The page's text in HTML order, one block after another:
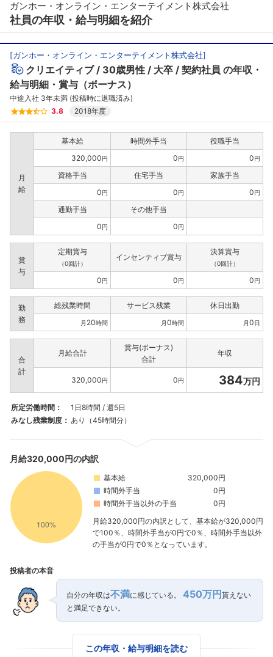
ガンホー・オンライン・エンターテイメント株式会社
社員の年収・給与明細を紹介
[ガンホー・オンライン・エンターテイメント株式会社]
クリエイティブ 30歳男性 大卒 契約社員 の年収・
給与明細・賞与（ボーナス）
中途入社 3年未満 (投稿時に退職済み)
3.8
2018年度
月
給
基本給 時間外手当
役職手当
320,000円 0円 0円
資格手当 住宅手当
家族手当
0円 0円 0円
通勤手当
その他手当
0円 0円
賞
与
定期賞与
（0回計）
インセンティブ賞与
決算賞与
（0回計）
0円 0円 0円
勤
務
総残業時間 サービス残業 休日出勤
月 20時間 月0時間 月0日
合
計
月給合計
賞与(ボーナス)
合計
年収
320,000円 0円 384万円
所定労働時間：
1日8時間 / 週5日
みなし残業制度： あり（45時間分）
月給320,000円の内訳
基本給
320,000円
時間外手当
0円
時間外手当以外の手当
0円
月給320,000円の内訳として、基本給が320,000円
で100％、時間外手当が0円で0％、時間外手当以外
の手当が0円で0％となっています。
投稿者の本音
自分の年収は不満に感じている。 450万円 貰えない
と満足できない。
この年収・給与明細を読む